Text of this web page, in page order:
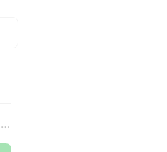
کی جانب: پتہ، ہوائی اڈہ، ہوٹل